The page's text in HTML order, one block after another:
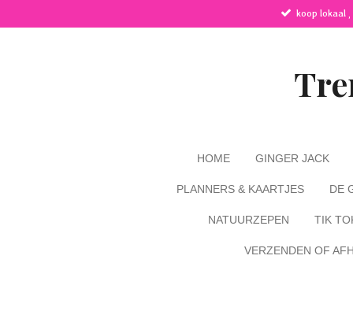
direct
koop lokaal
HOME GINGER JACK
PLANNERS & KAARTJES DE
NATUURZEPEN TIK
VERZENDEN OF